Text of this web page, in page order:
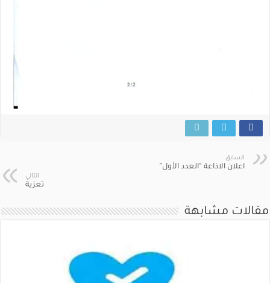
السابق
اعلان الاذاعة “العدد الأول”
التالي
تعزية
مقالات مشابهة